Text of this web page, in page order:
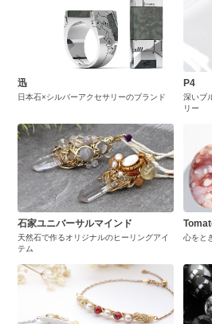
迅
日本石×シルバーアクセサリーのブランド
P4
深いブ
リー
石家ユニバーサルマインド
天然石で作るオリジナルのヒーリングアイ
テム
心をと